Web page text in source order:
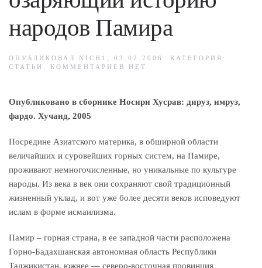
народов Памира
ОПУБЛИКОВАЛ NICH1 03.02.2006
. КАТЕГОРИЯ:
СТАТЬИ
КОММЕНТАРИЕВ
К
ОЗАРЯЮЩИЙ
НЕТ
Опубликовано в сборнике Носири Хусрав: дируз, имруз,
фардо. Хучанд, 2005
Посредине Азиатского материка, в обширной области
величайших и суровейших горных систем, на Памире,
проживают немногочисленные, но уникальные по культуре
народы. Из века в век они сохраняют свой традиционный
жизненный уклад, и вот уже более десяти веков исповедуют
ислам в форме исмаилизма.
Памир – горная страна, в ее западной части расположена
Горно-Бадахшанская автономная область Республики
Таджикистан, южнее — северо-восточная провинция